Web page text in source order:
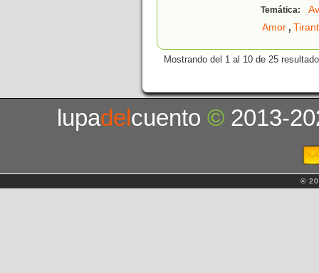
Temática:
Amor,
Mostrando del 1 al 10 de 25
lupadelcuento© 2013-
©